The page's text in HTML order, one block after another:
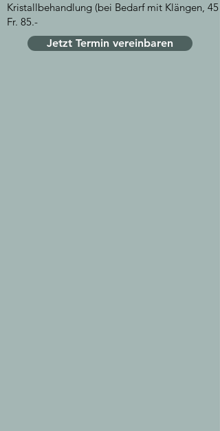
Kristallbehandlung (bei Bedarf mit Klängen, 45
Fr. 85.-
Jetzt Termin vereinbaren